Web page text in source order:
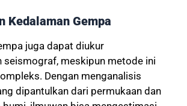
Kedalaman Gempa
juga dapat diukur
seismograf, meskipun metode ini
Dengan menganalisis
dipantulkan dari permukaan dan